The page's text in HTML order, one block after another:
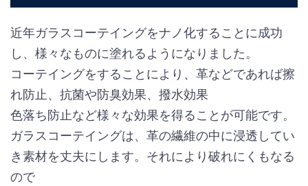
近年ガラスコーテイングをナノ化することに成功
し、様々なものに塗れるようになりました。
コーテイングをすることにより、革などであれば擦
れ防止、抗菌や防臭効果、撥水効果
色落ち防止など様々な効果を得ることが可能です。
ガラスコーテイングは、革の繊維の中に浸透してい
き素材を丈夫にします。それにより破れにくもなる
ので